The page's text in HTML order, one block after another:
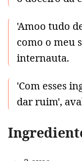
'Amoo tudo
como o meu
internauta.
'Com esses
dar ruim',